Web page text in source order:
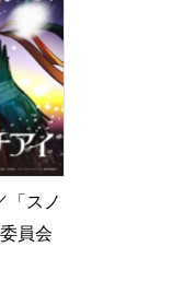
「スノ
員会